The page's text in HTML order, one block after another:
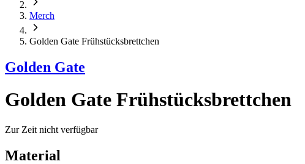
Merch
Golden Gate Frühstücksbrettchen
Golden Gate
Golden Gate Frühstücksbrettchen
Zur Zeit nicht verfügbar
Material